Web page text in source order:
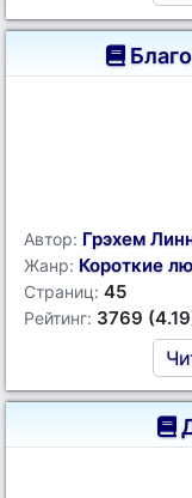
Автор: Грэхем
Жанр: Короткие
Страниц: 45
Рейтинг: 3769